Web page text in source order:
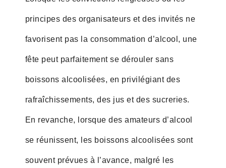
principes des organisateurs et des invités ne
favorisent pas la consommation d’alcool, une
fête peut parfaitement se dérouler sans
boissons alcoolisées, en privilégiant des
rafraîchissements, des jus et des sucreries.
En revanche, lorsque des amateurs d’alcool
se réunissent, les boissons alcoolisées sont
souvent prévues à l’avance, malgré les